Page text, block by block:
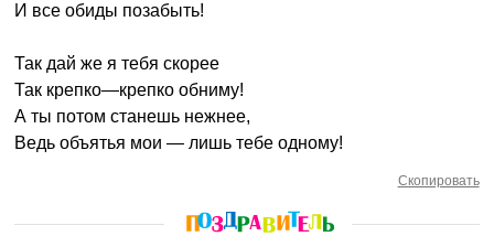
И все обиды позабыть!
Так дай же я тебя скорее
Так крепко—крепко обниму!
А ты потом станешь нежнее,
Ведь объятья мои — лишь тебе одному!
Скопировать